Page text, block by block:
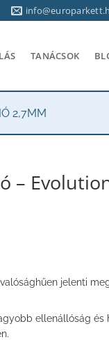
TANÁCSOK
2,7MM
–
jelenti
ellenállóság